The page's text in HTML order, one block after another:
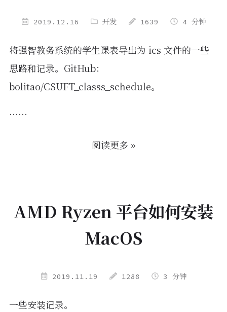
2019.12.16 开发 1639 4 分钟
将强智教务系统的学生课表导出为 ics 文件的一些
思路和记录。GitHub：
bolitao/CSUFT_classs_schedule。
……
阅读更多 »
AMD Ryzen 平台如何安装
MacOS
2019.11.19 1288 3 分钟
一些安装记录。